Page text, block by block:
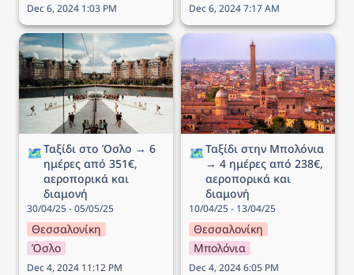
Dec 6, 2024 1:03 PM Dec 6, 2024 7:17 AM
Ταξίδι στο Όσλο → 6
ημέρες από 351€,
αεροπορικά και διαμονή
🗺️Ταξίδι στο Όσλο → 6
ημέρες από 351€,
αεροπορικά και
διαμονή
30/04/25 - 05/05/25
Θεσσαλονίκη
Όσλο
Dec 4, 2024 11:12 PM
Ταξίδι στην Μπολόνια →
4 ημέρες από 238€,
αεροπορικά και διαμονή
🗺️Ταξίδι στην Μπολόνια
→ 4 ημέρες από 238€,
αεροπορικά και
διαμονή
10/04/25 - 13/04/25
Θεσσαλονίκη
Μπολόνια
Dec 4, 2024 6:05 PM